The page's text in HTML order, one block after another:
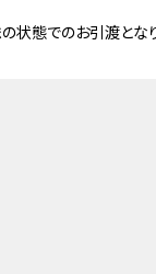
状態でのお引渡となり